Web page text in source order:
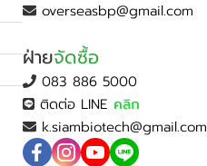
overseasbp@gmail.com
ฝ่ายจัดซื้อ
083 886 5000
ติดต่อ LINE คลิก
k.siambiotech@gmail.com